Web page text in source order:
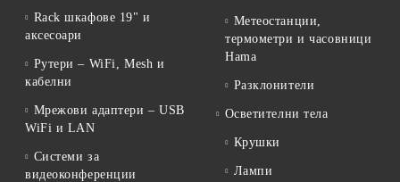
Rack шкафове 19" и
аксесоари
Рутери – WiFi, Mesh и
кабелни
Мрежови адаптери – USB
WiFi и LAN
Системи за
видеоконференции
Метеостанции,
термометри и часовници
Hama
Разклонители
Осветителни тела
Крушки
Лампи